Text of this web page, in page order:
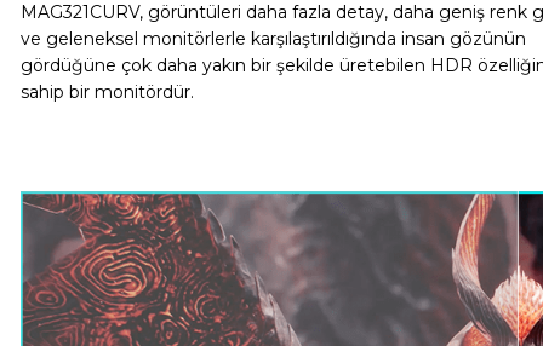
MAG321CURV, görüntüleri daha fazla detay, daha geniş renk
ve geleneksel monitörlerle karşılaştırıldığında insan gözünün
gördüğüne çok daha yakın bir şekilde üretebilen HDR
sahip bir monitördür.